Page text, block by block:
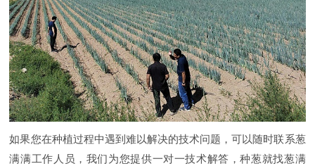
如果您在种植过程中遇到难以解决的技术问题，可以随时联系葱
满满工作人员，我们为您提供一对一技术解答，种葱就找葱满